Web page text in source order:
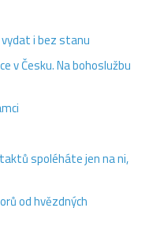
i bez stanu
v Česku. Na bohoslužbu
spoléháte jen na ni,
od hvězdných